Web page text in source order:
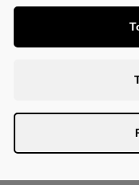
Permanence à
Permanence à